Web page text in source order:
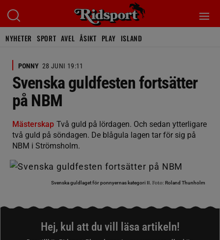
NYHETER SPORT AVEL ÅSIKT PLAY ISLAND
PONNY 28 JUNI 19:11
Svenska guldfesten fortsätter
på NBM
Mästerskap Två guld på lördagen. Och sedan ytterligare
två guld på söndagen. De blågula lagen tar för sig på
NBM i Strömsholm.
Svenska guldlaget för ponnyernas kategori II. Foto: Roland Thunholm
Hej, kul att du vill läsa artikeln!